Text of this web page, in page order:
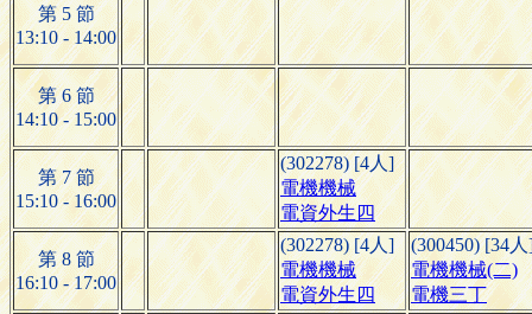
第 5 節
13:10 - 14:00
第 6 節
14:10 - 15:00
第 7 節
15:10 - 16:00
(302278) [4人]
電機機械
電資外生四
第 8 節
16:10 - 17:00
(302278) [4人]
電機機械
電資外生四
(300450) [34
電機機械(二)
電機三丁